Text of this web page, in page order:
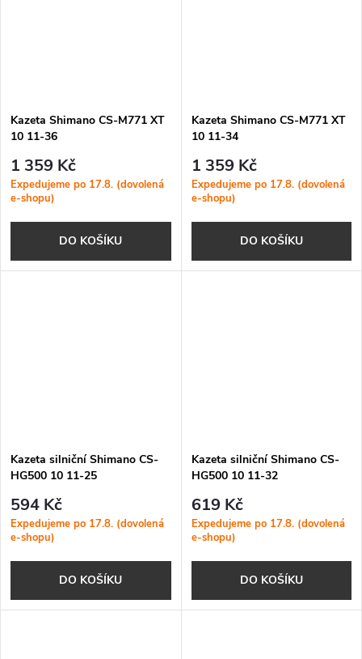
Kazeta Shimano CS-M771 XT
10 11-36
1 359 Kč
Expedujeme po 17.8. (dovolená
e-shopu)
DO KOŠÍKU
Kazeta Shimano CS-M771 XT
10 11-34
1 359 Kč
Expedujeme po 17.8. (dovolená
e-shopu)
DO KOŠÍKU
Kazeta silniční Shimano CS-
HG500 10 11-25
594 Kč
Expedujeme po 17.8. (dovolená
e-shopu)
DO KOŠÍKU
Kazeta silniční Shimano CS-
HG500 10 11-32
619 Kč
Expedujeme po 17.8. (dovolená
e-shopu)
DO KOŠÍKU